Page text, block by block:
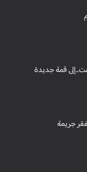
قمة جديدة
جريمة